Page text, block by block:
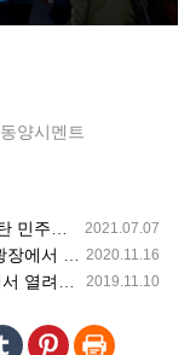
동양시멘트
2021.07.07
위원장 발언
2020.11.16
서 진행
2019.11.10
합원 참가